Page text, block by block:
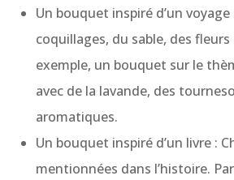
Un bouquet inspiré d’un
coquillages, du sable, des
exemple, un bouquet sur le
avec de la lavande, des
aromatiques.
Un bouquet inspiré d’un livre :
mentionnées dans l’histoire.